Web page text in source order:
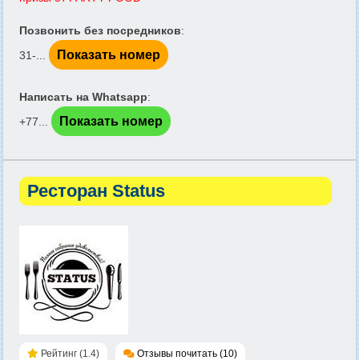
Позвонить без посредников:
31-...
Показать номер
Написать на Whatsapp:
+77...
Показать номер
Ресторан Status
Рейтинг (1.4) Отзывы почитать (10)